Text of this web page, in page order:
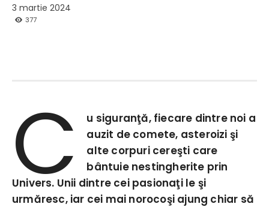
3 martie 2024
377
C
u siguranţă, fiecare dintre noi a
auzit de comete, asteroizi şi
alte corpuri cereşti care
bântuie nestingherite prin
Univers. Unii dintre cei pasionaţi le şi
urmăresc, iar cei mai norocoşi ajung chiar să